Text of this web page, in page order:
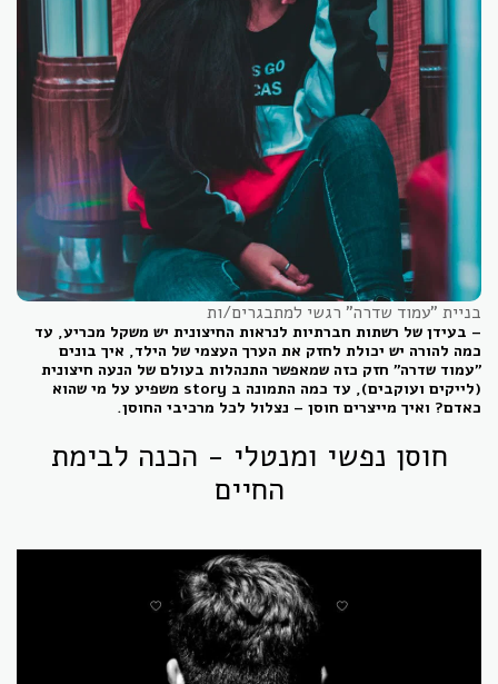
בניית "עמוד שדרה" רגשי למתבגרים/ות
– בעידן של רשתות חברתיות לנראות החיצונית יש משקל מכריע, עד
כמה להורה יש יכולת לחזק את הערך העצמי של הילד, איך בונים
"עמוד שדרה" חזק כזה שמאפשר התנהלות בעולם של הנעה חיצונית
(לייקים ועוקבים), עד כמה התמונה ב story משפיע על מי שהוא
כאדם? ואיך מייצרים חוסן – נצלול לכל מרכיבי החוסן.
חוסן נפשי ומנטלי - הכנה לבימת
החיים